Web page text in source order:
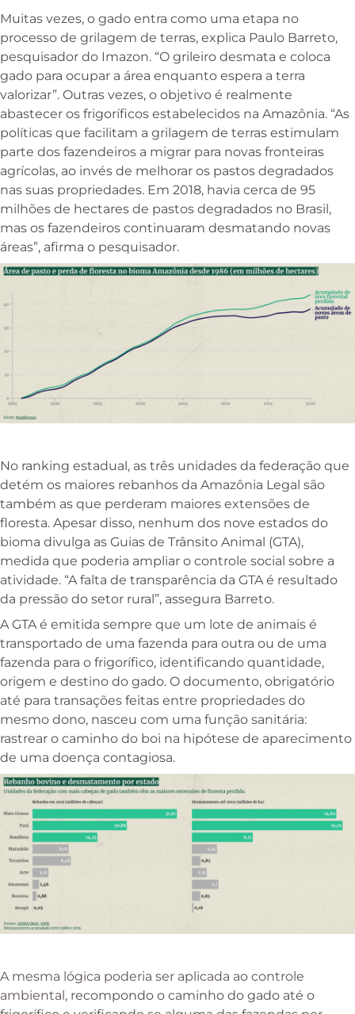
Muitas vezes, o gado entra como uma etapa no
processo de grilagem de terras, explica Paulo Barreto,
pesquisador do Imazon. “O grileiro desmata e coloca
gado para ocupar a área enquanto espera a terra
valorizar”. Outras vezes, o objetivo é realmente
abastecer os frigoríficos estabelecidos na Amazônia. “As
políticas que facilitam a grilagem de terras estimulam
parte dos fazendeiros a migrar para novas fronteiras
agrícolas, ao invés de melhorar os pastos degradados
nas suas propriedades. Em 2018, havia cerca de 95
milhões de hectares de pastos degradados no Brasil,
mas os fazendeiros continuaram desmatando novas
áreas”, afirma o pesquisador.
No ranking estadual, as três unidades da federação que
detém os maiores rebanhos da Amazônia Legal são
também as que perderam maiores extensões de
floresta. Apesar disso, nenhum dos nove estados do
bioma divulga as Guias de Trânsito Animal (GTA),
medida que poderia ampliar o controle social sobre a
atividade. “A falta de transparência da GTA é resultado
da pressão do setor rural”, assegura Barreto.
A GTA é emitida sempre que um lote de animais é
transportado de uma fazenda para outra ou de uma
fazenda para o frigorífico, identificando quantidade,
origem e destino do gado. O documento, obrigatório
até para transações feitas entre propriedades do
mesmo dono, nasceu com uma função sanitária:
rastrear o caminho do boi na hipótese de aparecimento
de uma doença contagiosa.
A mesma lógica poderia ser aplicada ao controle
ambiental, recompondo o caminho do gado até o